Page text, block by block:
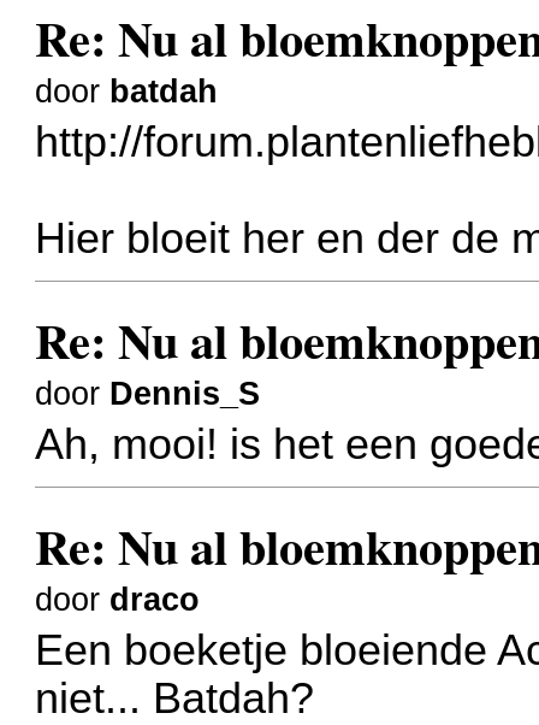
Re: Nu al
door batdah
http://
Hier bloeit her en der de
Re: Nu al
door Dennis_S
Ah, mooi! is het een
Re: Nu al
door draco
Een boeketje bloeiende
niet... Batdah?